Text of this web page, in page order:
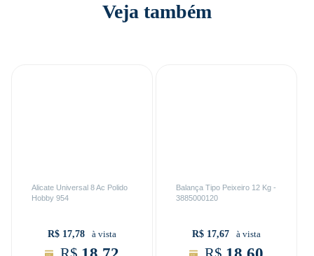
Veja também
Alicate Universal 8 Ac Polido
Hobby 954
R$ 17,78 à vista
Balança Tipo Peixeiro 12 Kg -
3885000120
R$ 17,67 à vista